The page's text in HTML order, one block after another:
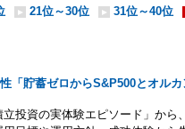
21位～30位 31位～40位
「貯蓄ゼロからS&P500とオル
投資の実体験エピソード」から